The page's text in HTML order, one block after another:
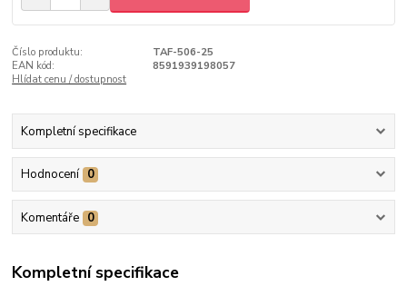
Číslo produktu:
TAF-506-25
EAN kód:
8591939198057
Hlídat cenu / dostupnost
Kompletní specifikace
Hodnocení 0
Komentáře 0
Kompletní specifikace